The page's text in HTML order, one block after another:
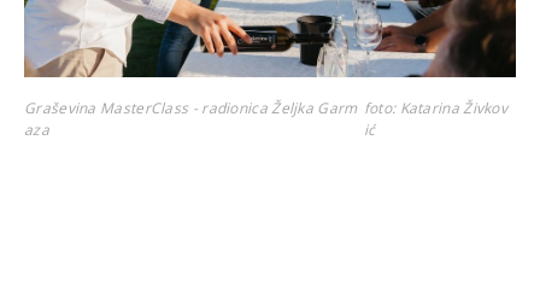
Graševina MasterClass - radionica Željka Garm
aza
foto: Katarina Živkov
ić